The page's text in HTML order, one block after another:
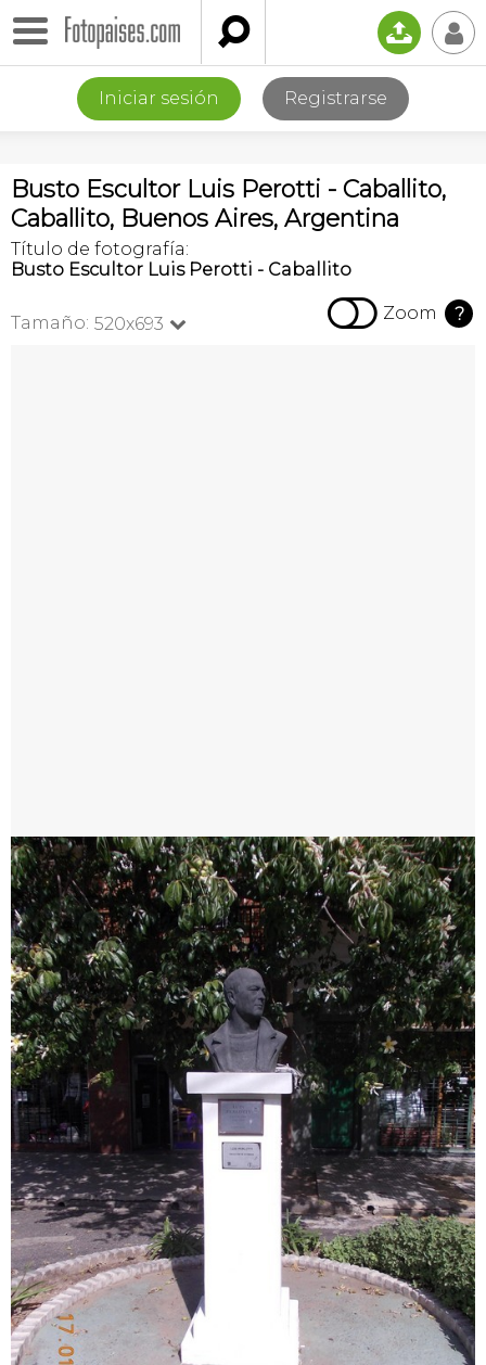
 📤 👤
Iniciar sesión Registrarse
Busto Escultor Luis Perotti - Caballito,
Caballito, Buenos Aires, Argentina
Título de fotografía:
Busto Escultor Luis Perotti - Caballito
Tamaño: 520x693   Zoom ?